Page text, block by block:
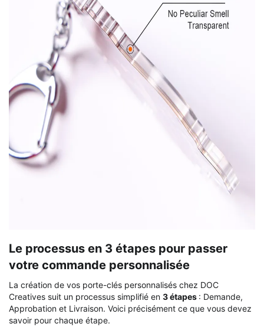
Le processus en 3 étapes pour passer
votre commande personnalisée
La création de vos porte-clés personnalisés chez DOC
Creatives suit un processus simplifié en 3 étapes : Demande,
Approbation et Livraison. Voici précisément ce que vous devez
savoir pour chaque étape.